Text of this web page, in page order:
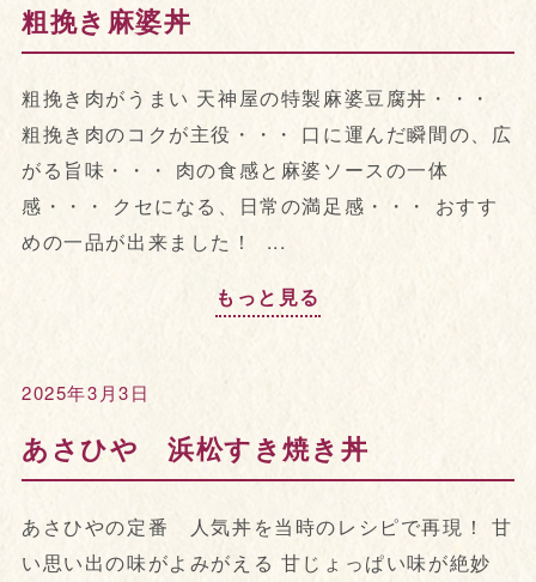
粗挽き麻婆丼
粗挽き肉がうまい 天神屋の特製麻婆豆腐丼・・・
粗挽き肉のコクが主役・・・ 口に運んだ瞬間の、広
がる旨味・・・ 肉の食感と麻婆ソースの一体
感・・・ クセになる、日常の満足感・・・ おすす
めの一品が出来ました！ ...
もっと見る
2025年3月3日
あさひや 浜松すき焼き丼
あさひやの定番 人気丼を当時のレシピで再現！ 甘
い思い出の味がよみがえる 甘じょっぱい味が絶妙